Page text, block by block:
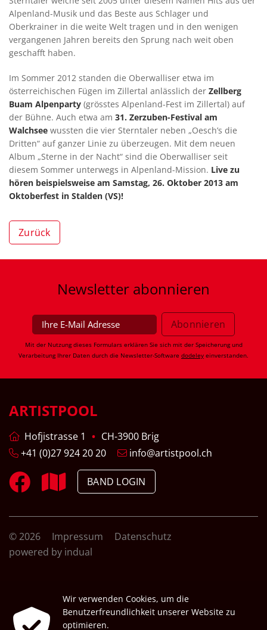
Alpenland-Musik und das Beste aus Schlager und
Oberkrainer in die weite Welt tragen und in den wenigen
vergangenen Jahren bereits den Sprung nach weit oben
geschafft haben.
Im Sommer 2012 standen die Oberwalliser etwa im
österreichischen Fügen im Zillertal anlässlich der Zellberg
Buam Alpenparty (grösstes Alpenland-Fest im Zillertal) auf
der Bühne. Auch etwa am 31. Zerzuben-Festival am
Walchsee wussten die vier Sterntaler neben „Oesch’s die
Dritten“ auf ganzer Linie zu überzeugen. Mit dem neuen
Album „Sterne in der Nacht“ sind die Oberwalliser seit
diesem Sommer unterwegs in Alpenland-Mission. Live zu
hören beispielsweise am Samstag, 26. Oktober 2013 am
Oktoberfest in Stalden (VS)!
Zurück
Newsletter abonnieren
Mit der Nutzung dieses Formulars erklären Sie sich mit der Speicherung und
Verarbeitung Ihrer Daten durch die Newsletter-Software dodeley einverstanden.
ARTISTPOOL
Hofjistrasse 1
CH-3900 Brig
+41 (0)27 924 20 20
info@artistpool.ch
BAND LOGIN
© 2026 Impressum
Datenschutz
powered by indual
Wir verwenden Cookies, um die
Benutzerfreundlichkeit unserer Website zu
optimieren.